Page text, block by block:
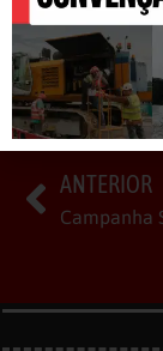
ANTERIOR